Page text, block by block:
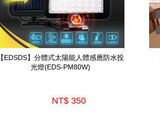
【EDSDS】分體式太陽能人體感應防水投
光燈(EDS-PM80W)
NT$ 350